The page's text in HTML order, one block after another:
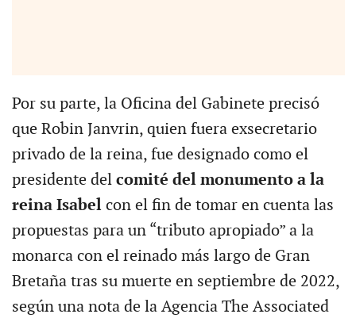
Por su parte, la Oficina del Gabinete precisó
que Robin Janvrin, quien fuera exsecretario
privado de la reina, fue designado como el
presidente del comité del monumento a la
reina Isabel con el fin de tomar en cuenta las
propuestas para un “tributo apropiado” a la
monarca con el reinado más largo de Gran
Bretaña tras su muerte en septiembre de 2022,
según una nota de la Agencia The Associated